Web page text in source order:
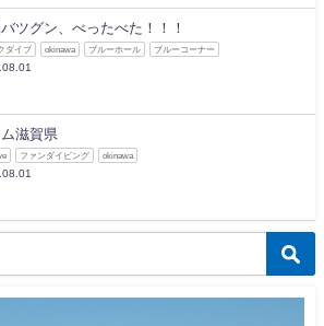
ツグン、べったべた！！！
ダイブ okinawa ブルーホール ブルーコーナー
滋賀県
ファンダイビング okinawa